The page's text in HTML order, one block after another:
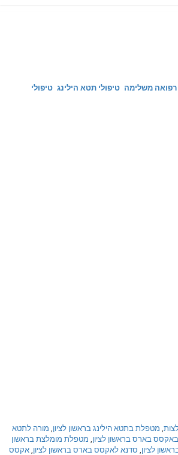
רפואה משלימה טיפולי תטא הילינג טיפולי
, מטפלת בתטא הילינג בראשון לציון, מורה לתטא
בארס בראשון לציון, מטפלת מומלצת בראשון
לציון, סדנא לאקסס בארס בראשון לציון, אקסס